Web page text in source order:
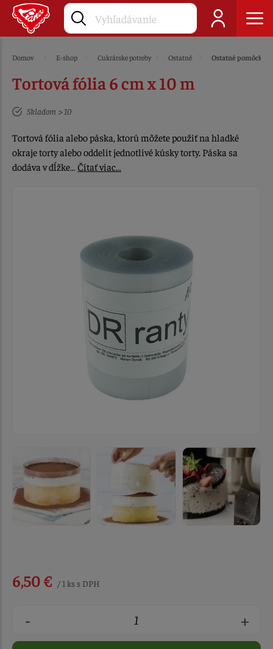
Domov E-shop Cukrárske potreby Ostatné Ostatné pomôcky
Tortová fólia 6 cm x 10 m
Skladom > 10
Tortová fólia alebo páska, ktorú môžete použiť na hladké
okraje torty alebo oddelit jednotlivé kúsky torty. Páska sa
dodáva v dĺžke… Čítať viac…
6,50 € / 1 ks s DPH
- +